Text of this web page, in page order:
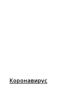
Коронавирус